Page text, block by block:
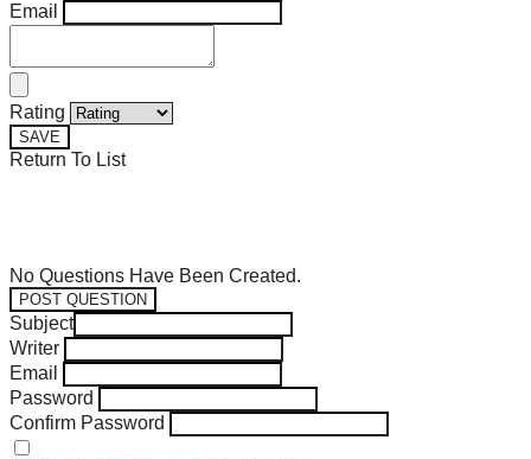
Email
Rating
SAVE
Return To List
No Questions Have Been Created.
POST QUESTION
Subject
Writer
Email
Password
Confirm Password